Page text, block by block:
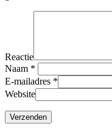
Reactie
Naam *
E-mailadres *
Website